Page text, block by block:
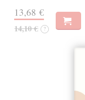
13,68 €
14,10 € ?